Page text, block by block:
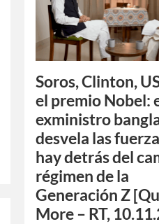
Soros, Clinton,
el premio Nobel:
exministro
desvela las
hay detrás del
régimen de la
Generación Z
More – RT,